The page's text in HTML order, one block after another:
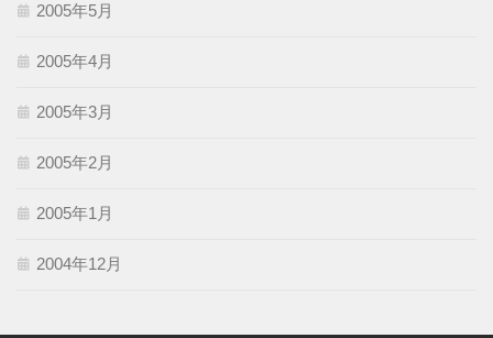
2005年5月
2005年4月
2005年3月
2005年2月
2005年1月
2004年12月